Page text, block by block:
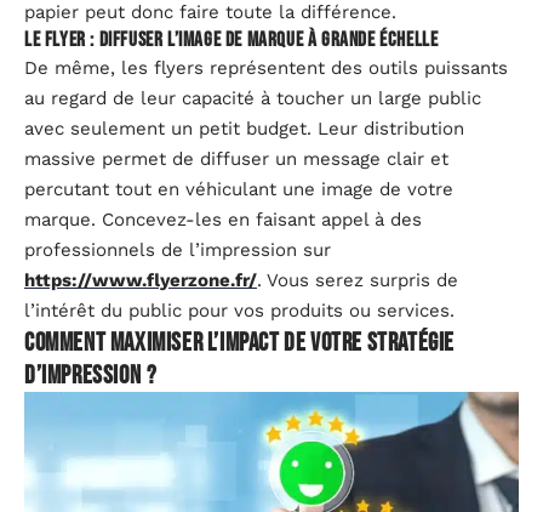
papier peut donc faire toute la différence.
Le flyer : diffuser l’image de marque à grande échelle
De même, les flyers représentent des outils puissants
au regard de leur capacité à toucher un large public
avec seulement un petit budget. Leur distribution
massive permet de diffuser un message clair et
percutant tout en véhiculant une image de votre
marque. Concevez-les en faisant appel à des
professionnels de l’impression sur
https://www.flyerzone.fr/. Vous serez surpris de
l’intérêt du public pour vos produits ou services.
Comment maximiser l’impact de votre stratégie
d’impression ?